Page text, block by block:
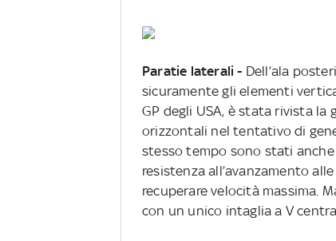
Paratie laterali - Dell’ala
sicuramente gli elementi
GP degli USA, è stata rivista
orizzontali nel tentativo di
stesso tempo sono stati
resistenza all’avanzamento
recuperare velocità massima.
con un unico intaglia a V